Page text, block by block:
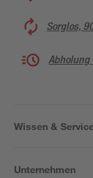
Sorglos,
Abholung
Wissen &
Unternehmen